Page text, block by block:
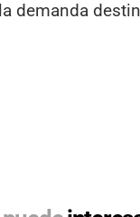
demanda